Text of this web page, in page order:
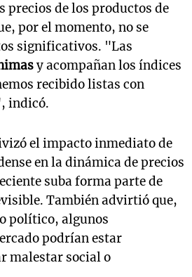
precios de los productos de
por el momento, no se
significativos. "Las
y acompañan los índices
recibido listas con
indicó.
el impacto inmediato de
en la dinámica de precios
suba forma parte de
También advirtió que,
político, algunos
podrían estar
malestar social o